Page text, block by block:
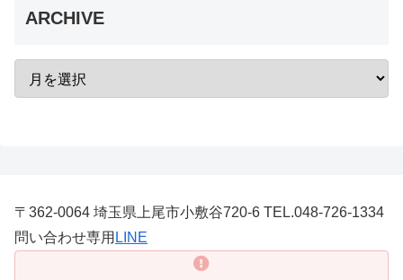
ARCHIVE
〒362-0064 埼玉県上尾市小敷谷720-6 TEL.048-726-1334
問い合わせ専用 LINE